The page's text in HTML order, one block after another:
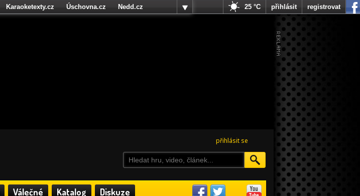
přihlásit se
Válečné Katalog Diskuze
Karaoketexty.cz Úschovna.cz
Nedd.cz
25 °C přihlásit registrovat